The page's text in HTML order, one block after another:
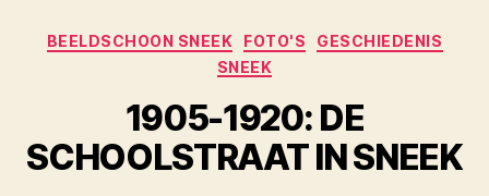
Categorieën
BEELDSCHOON SNEEK FOTO'S
GESCHIEDENIS
SNEEK
1905-1920: DE
SCHOOLSTRAAT IN SNEEK